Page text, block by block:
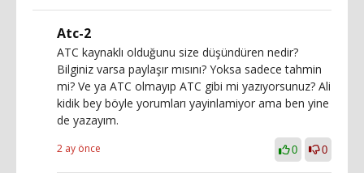
Atc-2
ATC kaynaklı olduğunu size düşündüren nedir?
Bilginiz varsa paylaşır mısını? Yoksa sadece tahmin
mi? Ve ya ATC olmayıp ATC gibi mi yazıyorsunuz? Ali
kidik bey böyle yorumları yayinlamiyor ama ben yine
de yazayım.
2 ay önce 0 0